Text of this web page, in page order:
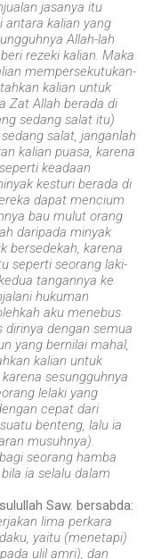
jasanya itu
antara kalian yang
Allah-lah
rezeki kalian. Maka
mempersekutukan-
kalian untuk
Zat Allah berada di
sedang salat itu)
salat, janganlah
kalian puasa, karena
keadaan
kesturi berada di
dapat mencium
bau mulut orang
daripada minyak
bersedekah, karena
seperti seorang laki-
tangannya ke
hukuman
aku menebus
dirinya dengan semua
yang bernilai mahal,
kalian untuk
sesungguhnya
lelaki yang
cepat dari
benteng, lalu ia
musuhnya).
seorang hamba
ia selalu dalam
Saw. bersabda:
lima perkara
yaitu (menetapi)
ulil amri), dan